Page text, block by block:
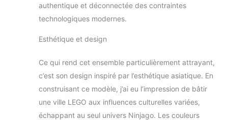
authentique et déconnectée des contraintes
technologiques modernes.
Esthétique et design
Ce qui rend cet ensemble particulièrement attrayant,
c’est son design inspiré par l’esthétique asiatique. En
construisant ce modèle, j’ai eu l’impression de bâtir
une ville LEGO aux influences culturelles variées,
échappant au seul univers Ninjago. Les couleurs